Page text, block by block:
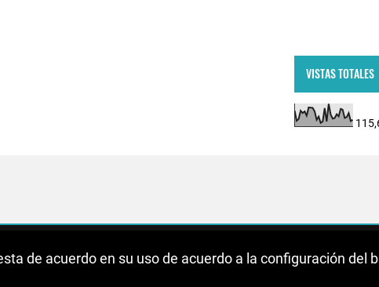
de acuerdo en su uso de acuerdo a la configuración del
VISTAS TOTALES
Aviso Legal